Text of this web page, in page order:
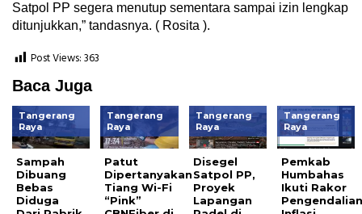
Satpol PP segera menutup sementara sampai izin lengkap
ditunjukkan,” tandasnya. ( Rosita ).
Post Views:363
Baca Juga
Tangerang
Raya
Sampah
Dibuang
Bebas
Diduga
Tangerang
Raya
Patut
Dipertanyakan
Tiang Wi-Fi
“Pink”
Tangerang
Raya
Disegel
Satpol PP,
Proyek
Lapangan
Tangerang
Raya
Pemkab
Humbahas
Ikuti Rakor